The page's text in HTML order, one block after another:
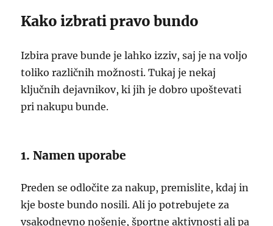
Kako izbrati pravo bundo
Izbira prave bunde je lahko izziv, saj je na voljo
toliko različnih možnosti. Tukaj je nekaj
ključnih dejavnikov, ki jih je dobro upoštevati
pri nakupu bunde.
1. Namen uporabe
Preden se odločite za nakup, premislite, kdaj in
kje boste bundo nosili. Ali jo potrebujete za
vsakodnevno nošenje, športne aktivnosti ali pa